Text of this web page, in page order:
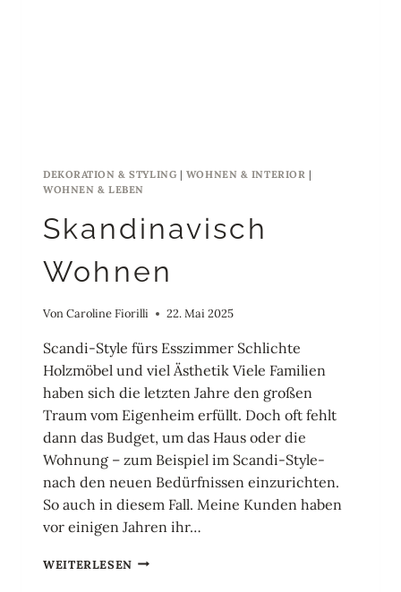
DEKORATION & STYLING| WOHNEN & INTERIOR |
WOHNEN & LEBEN
Skandinavisch
Wohnen
VonCaroline Fiorilli 22. Mai 2025
Scandi-Style fürs Esszimmer Schlichte
Holzmöbel und viel Ästhetik Viele Familien
haben sich die letzten Jahre den großen
Traum vom Eigenheim erfüllt. Doch oft fehlt
dann das Budget, um das Haus oder die
Wohnung – zum Beispiel im Scandi-Style-
nach den neuen Bedürfnissen einzurichten.
So auch in diesem Fall. Meine Kunden haben
vor einigen Jahren ihr…
WEITERLESEN SKANDINAVISCH